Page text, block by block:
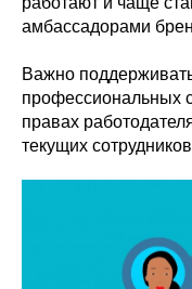
амбассадорами
Важно
профессиональных
правах
текущих